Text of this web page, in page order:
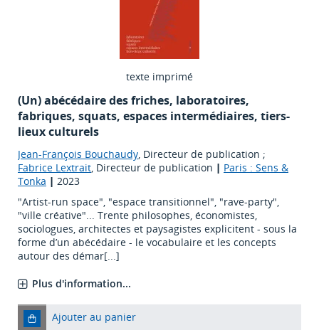
texte imprimé
(Un) abécédaire des friches, laboratoires,
fabriques, squats, espaces intermédiaires, tiers-
lieux culturels
Jean-François Bouchaudy, Directeur de publication ;
Fabrice Lextrait, Directeur de publication | Paris : Sens &
Tonka | 2023
"Artist-run space", "espace transitionnel", "rave-party",
"ville créative"... Trente philosophes, économistes,
sociologues, architectes et paysagistes explicitent - sous la
forme d’un abécédaire - le vocabulaire et les concepts
autour des démar[...]
Plus d'information...
Ajouter au panier